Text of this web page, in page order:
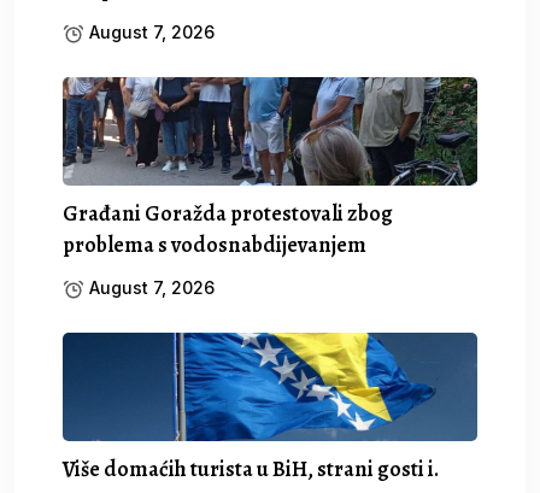
August 7, 2026
Građani Goražda protestovali zbog
problema s vodosnabdijevanjem
August 7, 2026
Više domaćih turista u BiH, strani gosti i.